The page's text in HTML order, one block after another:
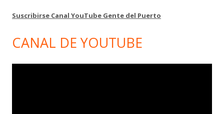
Suscribirse Canal YouTube Gente del Puerto
CANAL DE YOUTUBE